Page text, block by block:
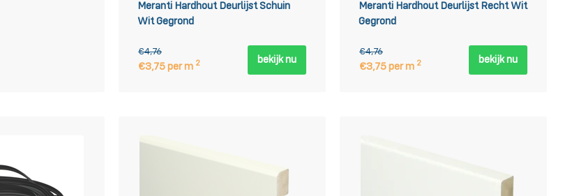
Meranti Hardhout Deurlijst Schuin
Wit Gegrond
€4,76
€3,75 per m 2 bekijk nu
Meranti Hardhout Deurlijst Recht Wit
Gegrond
€4,76
€3,75 per m 2 bekijk nu